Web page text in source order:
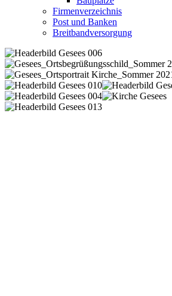
Firmenverzeichnis
Post und Banken
Breitbandversorgung